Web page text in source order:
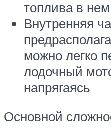
топлива в нем
Внутренняя
можно легко
лодочный
напрягаясь
Основной